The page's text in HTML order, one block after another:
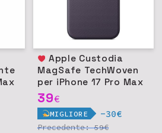
Apple Custodia
MagSafe TechWoven
per iPhone 17 Pro Max
- Viola
39€
MIGLIORE -30€
Precedente:59€